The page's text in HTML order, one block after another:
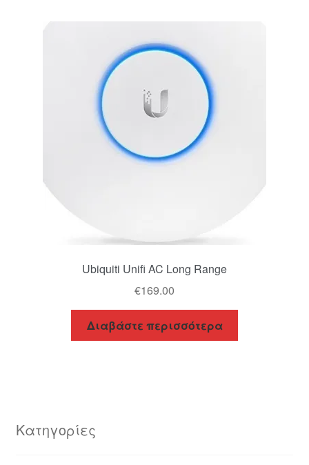
Ubiquiti Unifi AC Long Range
€169.00
Διαβάστε περισσότερα
Κατηγορίες